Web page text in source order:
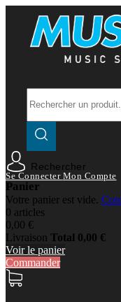
Rechercher
Se Connecter Mon Compte
Panier
Votre panier est vide.
0 articles
0,00 €
Livraison Total 0,00 €
Voir le panier
Commander